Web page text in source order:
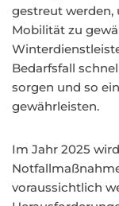
gestreut werden,
Mobilität zu
Bedarfsfall
sorgen und so
gewährleisten.
Im Jahr 2025
voraussichtlich